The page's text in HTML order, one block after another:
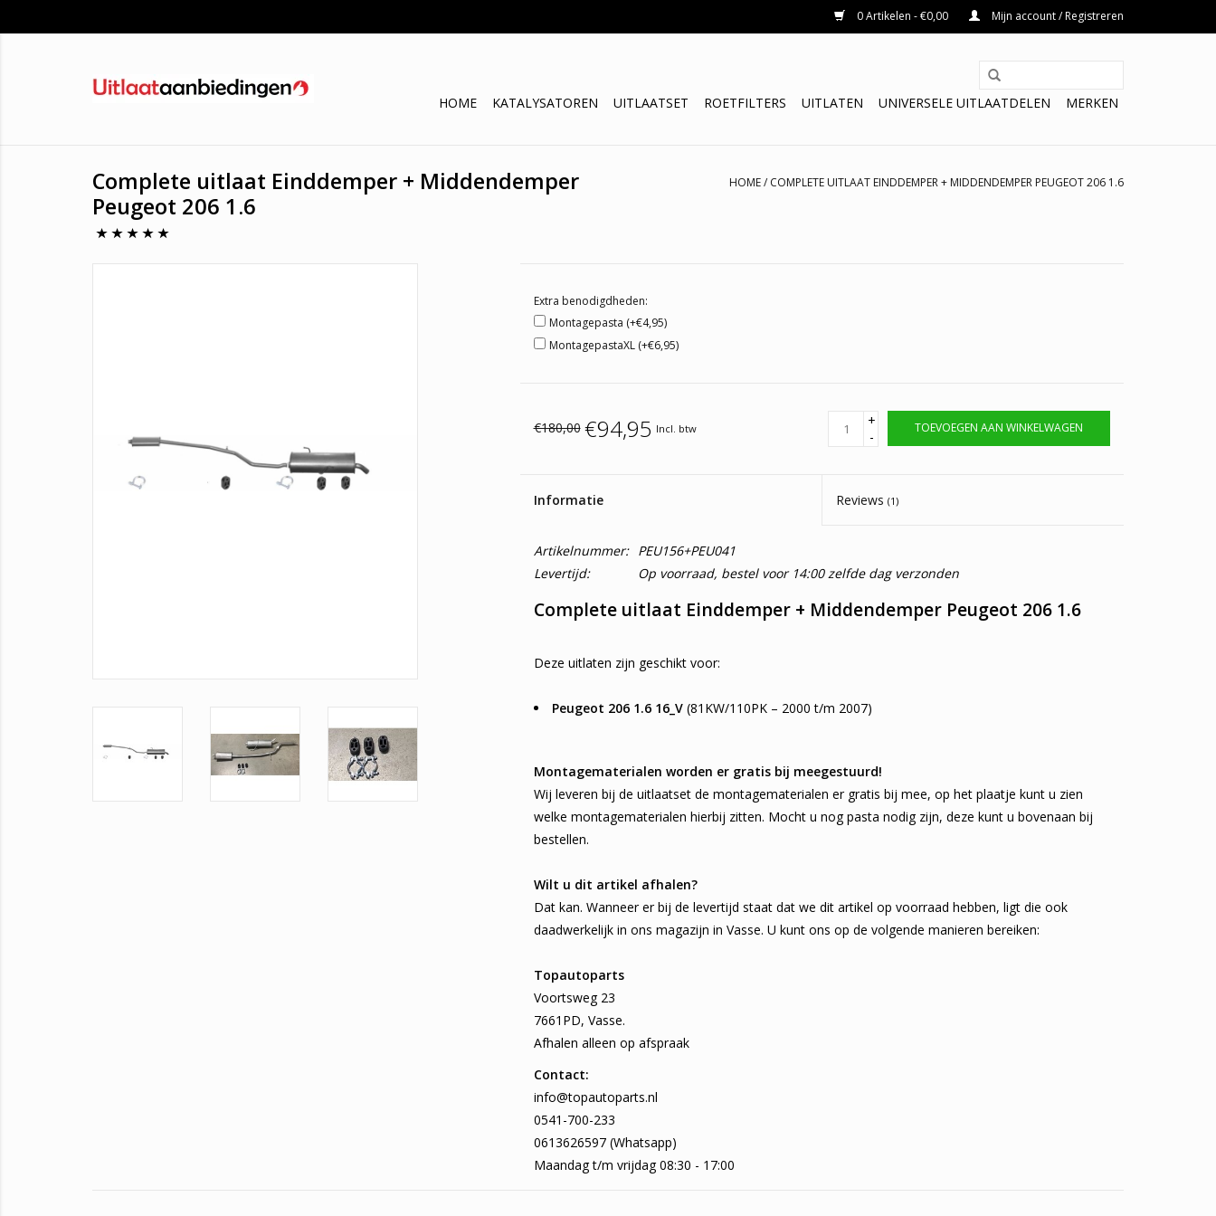
0 Artikelen - €0,00 Mijn account / Registreren
HOME KATALYSATOREN UITLAATSET ROETFILTERS UITLATEN UNIVERSELE UITLAATDELEN MERKEN
Complete uitlaat Einddemper + Middendemper
Peugeot 206 1.6
HOME/ COMPLETE UITLAAT EINDDEMPER + MIDDENDEMPER PEUGEOT 206 1.6
Extra benodigdheden:
Montagepasta (+€4,95)
MontagepastaXL (+€6,95)
€180,00 €94,95 Incl. btw
+
-
TOEVOEGEN AAN WINKELWAGEN
Informatie Reviews(1)
Artikelnummer:
PEU156+PEU041
Levertijd:
Op voorraad, bestel voor 14:00 zelfde dag verzonden
Complete uitlaat Einddemper + Middendemper Peugeot 206 1.6
Deze uitlaten zijn geschikt voor:
Peugeot 206 1.6 16_V(81KW/110PK – 2000 t/m 2007)
Montagematerialen worden er gratis bij meegestuurd!
Wij leveren bij de uitlaatset de montagematerialen er gratis bij mee, op het plaatje kunt u zien
welke montagematerialen hierbij zitten. Mocht u nog pasta nodig zijn, deze kunt u bovenaan bij
bestellen.
Wilt u dit artikel afhalen?
Dat kan. Wanneer er bij de levertijd staat dat we dit artikel op voorraad hebben, ligt die ook
daadwerkelijk in ons magazijn in Vasse. U kunt ons op de volgende manieren bereiken:
Topautoparts
Voortsweg 23
7661PD, Vasse.
Afhalen alleen op afspraak
Contact:
info@topautoparts.nl
0541-700-233
0613626597 (Whatsapp)
Maandag t/m vrijdag 08:30 - 17:00